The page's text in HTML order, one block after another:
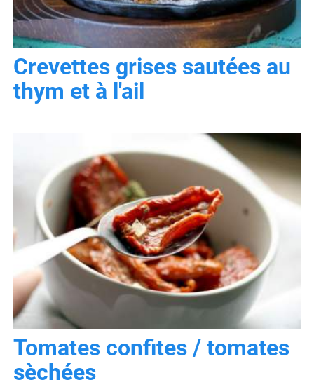
Crevettes grises sautées au
thym et à l'ail
Tomates confites / tomates
sèchées